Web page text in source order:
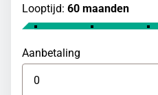
Looptijd: 60 maanden
Aanbetaling